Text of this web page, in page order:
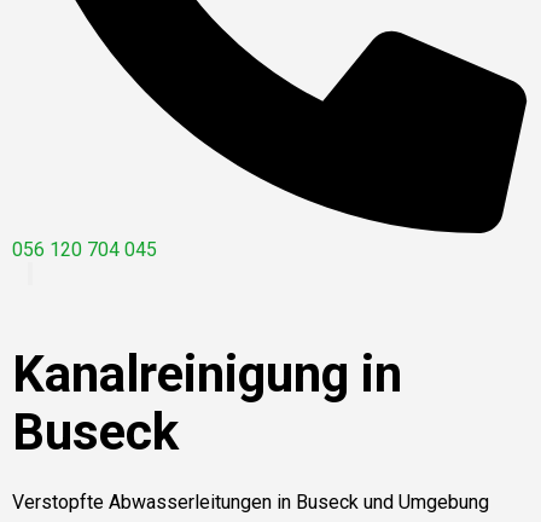
056 120 704 045
Kanalreinigung in
Buseck
Verstopfte Abwasserleitungen in Buseck und Umgebung